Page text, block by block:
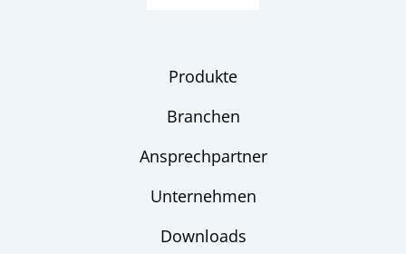
Produkte
Branchen
Ansprechpartner
Unternehmen
Downloads